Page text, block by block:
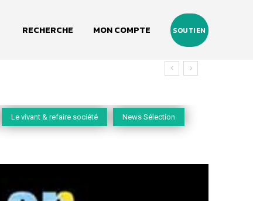
RECHERCHE MON COMPTE SOUTIEN
Le vivant & refaire société News Sélection